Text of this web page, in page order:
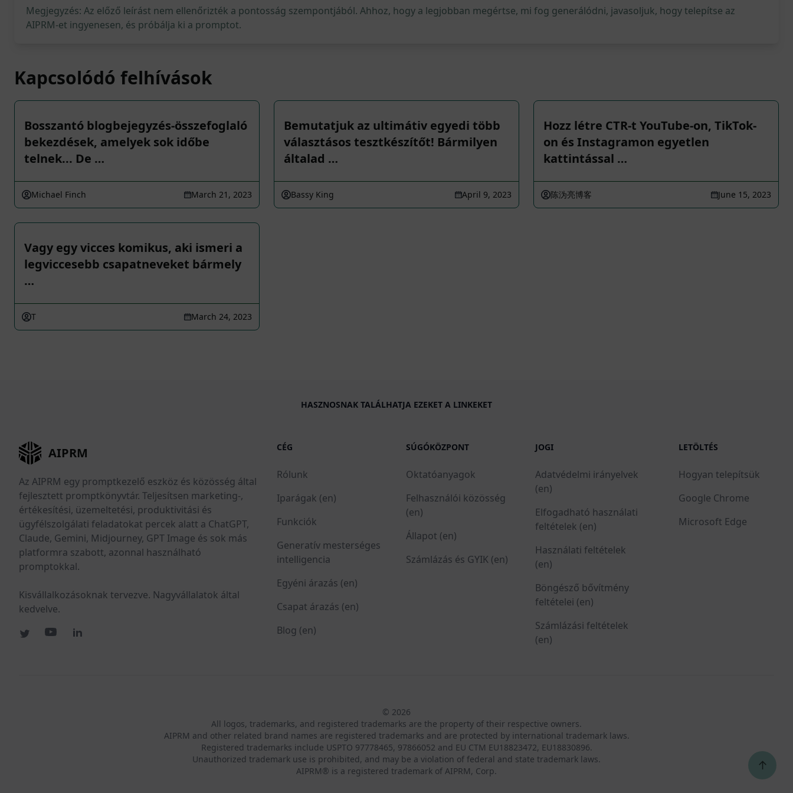
Megjegyzés: Az előző leírást nem ellenőrizték a pontosság szempontjából. Ahhoz, hogy a legjobban megértse, mi fog generálódni, javasoljuk, hogy telepítse az
AIPRM-et ingyenesen, és próbálja ki a promptot.
Kapcsolódó felhívások
Bosszantó blogbejegyzés-összefoglaló
bekezdések, amelyek sok időbe
telnek... De …
Michael Finch March 21, 2023
Bemutatjuk az ultimátiv egyedi több
választásos tesztkészítőt! Bármilyen
általad …
Bassy King April 9, 2023
Hozz létre CTR-t YouTube-on, TikTok-
on és Instagramon egyetlen
kattintással …
陈沩亮博客 June 15, 2023
Vagy egy vicces komikus, aki ismeri a
legviccesebb csapatneveket bármely
…
T March 24, 2023
HASZNOSNAK TALÁLHATJA EZEKET A LINKEKET
AIPRM
Az AIPRM egy promptkezelő eszköz és közösség által
fejlesztett promptkönyvtár. Teljesítsen marketing-,
értékesítési, üzemeltetési, produktivitási és
ügyfélszolgálati feladatokat percek alatt a ChatGPT,
Claude, Gemini, Midjourney, GPT Image és sok más
platformra szabott, azonnal használható
promptokkal.
Kisvállalkozásoknak tervezve. Nagyvállalatok által
kedvelve.
CÉG
Rólunk
Iparágak (en)
Funkciók
Generatív mesterséges
intelligencia
Egyéni árazás (en)
Csapat árazás (en)
Blog (en)
SÚGÓKÖZPONT
Oktatóanyagok
Felhasználói közösség
(en)
Állapot (en)
Számlázás és GYIK (en)
JOGI
Adatvédelmi irányelvek
(en)
Elfogadható használati
feltételek (en)
Használati feltételek
(en)
Böngésző bővítmény
feltételei (en)
Számlázási feltételek
(en)
LETÖLTÉS
Hogyan telepítsük
Google Chrome
Microsoft Edge
© 2026
All logos, trademarks, and registered trademarks are the property of their respective owners.
AIPRM and other related brand names are registered trademarks and are protected by international trademark laws.
Registered trademarks include USPTO 97778465, 97866052 and EU CTM EU18823472, EU18830896.
Unauthorized trademark use is prohibited, and may be a violation of federal and state trademark laws.
AIPRM® is a registered trademark of AIPRM, Corp.
↑